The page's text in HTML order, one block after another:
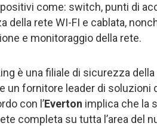
come: switch, punti di
della rete WI-FI e cablata,
e monitoraggio della rete.
è una filiale di sicurezza
un fornitore leader di soluzioni
con l’Everton implica che la
completa su tutta l’area del